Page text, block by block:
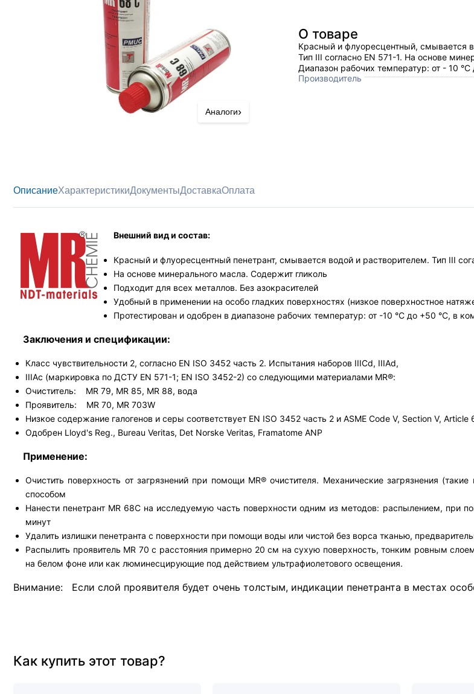
Аналоги›
О товаре
Красный и флуоресцентный, смывается
Тип III согласно EN 571-1. На основе
Диапазон рабочих температур: от - 10 °C
Производитель
ОписаниеХарактеристикиДокументыДоставкаОплата
Внешний вид и состав:
Красный и флуоресцентный пенетрант, смывается водой и растворителем. Тип III
На основе минерального масла. Содержит гликоль
Подходит для всех металлов. Без азокрасителей
Удобный в применении на особо гладких поверхностях (низкое поверхностное
Протестирован и одобрен в диапазоне рабочих температур: от -10 °C до +50 °C, в
Заключения и спецификации:
Класс чувствительности 2, согласно EN ISO 3452 часть 2. Испытания наборов IIICd, IIIAd,
IIIAc (маркировка по ДСТУ EN 571-1; EN ISO 3452-2) со следующими материалами MR®:
Очиститель: MR 79, MR 85, MR 88, вода
Проявитель: MR 70, MR 703W
Низкое содержание галогенов и серы соответствует EN ISO 3452 часть 2 и ASME Code V, Section V, Article
Одобрен Lloyd's Reg., Bureau Veritas, Det Norske Veritas, Framatome ANP
Применение:
Очистить поверхность от загрязнений при помощи MR® очистителя. Механические загрязнения
способом
Нанести пенетрант MR 68С на исследуемую часть поверхности одним из методов: распылением,
минут
Удалить излишки пенетранта с поверхности при помощи воды или чистой без ворса тканью,
Распылить проявитель MR 70 с расстояния примерно 20 см на сухую поверхность, тонким ровным
на белом фоне или как люминесцирующие под действием ультрафиолетового освещения.
Внимание: Если слой проявителя будет очень толстым, индикации пенетранта в местах
Как купить этот товар?